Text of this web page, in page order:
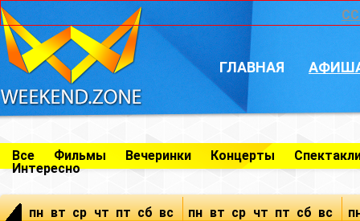
ГЛАВНАЯ
Все Фильмы Вечеринки Концерты
Интересно
пн вт ср чт пт сб вс
пн вт ср чт пт сб вс